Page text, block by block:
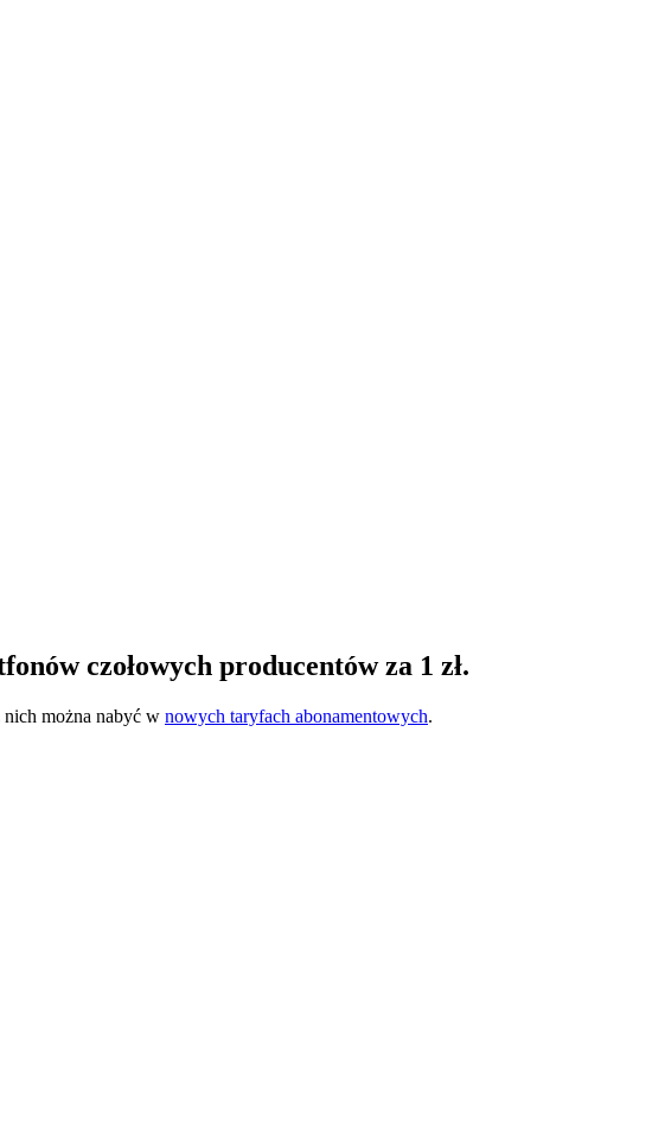
czołowych producentów za 1 zł.
można nabyć w nowych taryfach abonamentowych.